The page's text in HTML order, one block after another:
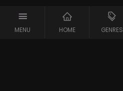
MENU HOME GENRES